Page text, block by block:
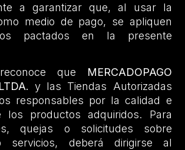
a garantizar que, al usar la
medio de pago, se apliquen
pactados en la presente
que
MERCADOPAGO
y las Tiendas Autorizadas
responsables por la calidad e
los productos adquiridos. Para
quejas o solicitudes sobre
servicios, deberá dirigirse al